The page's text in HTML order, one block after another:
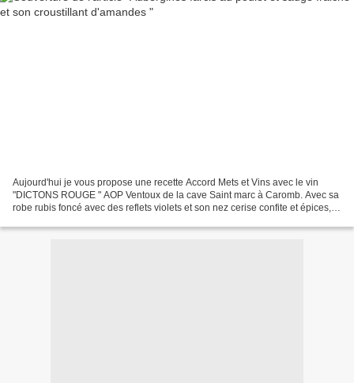
Aujourd'hui je vous propose une recette Accord Mets et Vins avec le vin
"DICTONS ROUGE " AOP Ventoux de la cave Saint marc à Caromb. Avec sa
robe rubis foncé avec des reflets violets et son nez cerise confite et épices,